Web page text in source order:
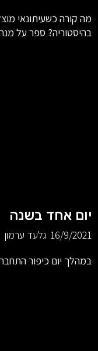
מה קורה כשעיתונאי
בהיסטוריה? ספר על
יום אחד בשנה
16/9/2021 גלעד ערמון
במהלך יום כיפור